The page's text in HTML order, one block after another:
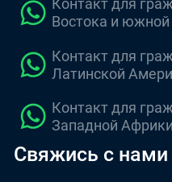
Контакт для
Востока и
Контакт для
Латинской
Контакт для
Западной Африки
Свяжись с нами